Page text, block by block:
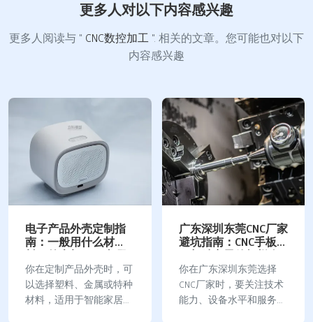
更多人对以下内容感兴趣
更多人阅读与 " CNC数控加工 ". 相关的文章。您可能也对以下
内容感兴趣
电子产品外壳定制指
南：一般用什么材
料？外壳加工厂去哪
里找？
你在定制产品外壳时，可
以选择塑料、金属或特种
材料，适用于智能家居、
广东深圳东莞CNC厂家
避坑指南：CNC手板加
工与精密零件打样全
流程解析
你在广东深圳东莞选择
CNC厂家时，要关注技术
能力、设备水平和服务体